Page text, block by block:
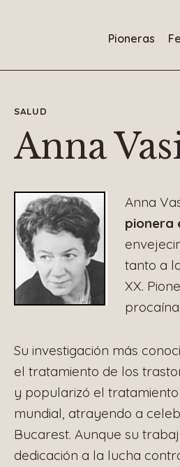
Pioneras
SALUD
Anna
Anna
pionera
tanto a
XX.
Su investigación más
el tratamiento de los
y popularizó el
mundial, atrayendo a
Bucarest. Aunque su
dedicación a la lucha